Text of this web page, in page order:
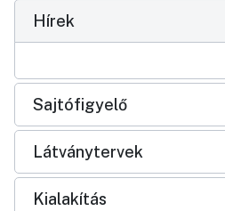
Hírek
Sajtófigyelő
Látványtervek
Kialakítás